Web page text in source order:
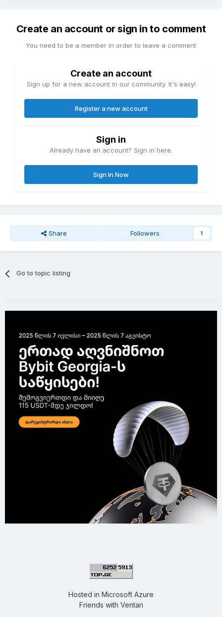
Create an account or sign in to comment
You need to be a member in order to leave a comment
Create an account
Sign up for a new account in our community. It's easy!
Register a new account
Sign in
Already have an account? Sign in here.
Sign In Now
Share Followers 1
Go to topic listing
Hosted in Microsoft Azure
Friends with Ventari